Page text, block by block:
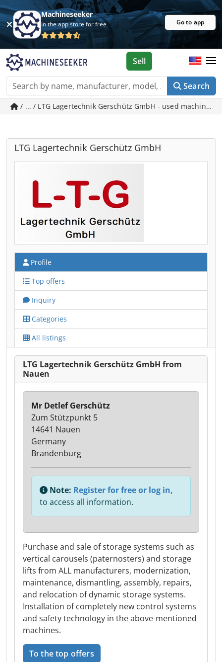
Machineseeker
In the app store for free Go to app
Search
Sell
/ ... / LTG Lagertechnik Gerschütz GmbH - used machines
LTG Lagertechnik Gerschütz GmbH
Profile
Top offers
Inquiry
Categories
All listings
LTG Lagertechnik Gerschütz GmbH from
Nauen
Purchase and sale of storage systems such as
vertical carousels (paternosters) and storage
lifts from ALL manufacturers, modernization,
maintenance, dismantling, assembly, repairs,
and relocation of dynamic storage systems.
Installation of completely new control systems
and safety technology in the above-mentioned
machines.
To the top offers
Mr Detlef Gerschütz
Zum Stützpunkt 5
14641 Nauen
Germany
Brandenburg
Note: Register for free or log in,
to access all information.